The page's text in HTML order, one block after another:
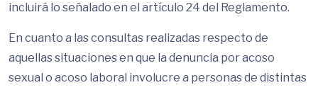
incluirá lo señalado en el artículo 24 del Reglamento.
En cuanto a las consultas realizadas respecto de
aquellas situaciones en que la denuncia por acoso
sexual o acoso laboral involucre a personas de distintas